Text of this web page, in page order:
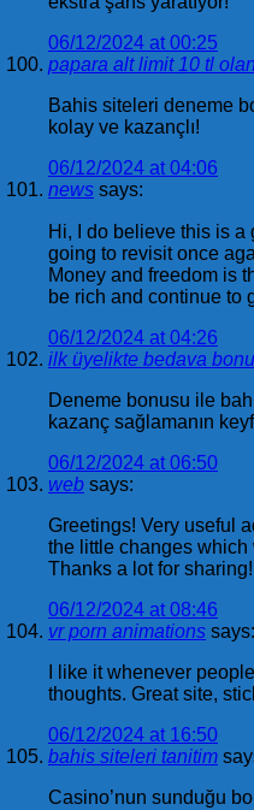
06/12/2024 at 00:25
papara alt limit 10 tl
Bahis siteleri deneme
kolay ve kazançlı!
06/12/2024 at 04:06
news says:
Hi, I do believe this is a
going to revisit once
Money and freedom is
be rich and continue to
06/12/2024 at 04:26
ilk üyelikte bedava
Deneme bonusu ile
kazanç sağlamanın
06/12/2024 at 06:50
web says:
Greetings! Very useful
the little changes
Thanks a lot for sharing!
06/12/2024 at 08:46
vr porn animations says:
I like it whenever
thoughts. Great site,
06/12/2024 at 16:50
bahis siteleri tanitim
Casino’nun sunduğu